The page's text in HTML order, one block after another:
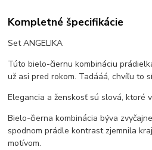
Kompletné špecifikácie
Set ANGELIKA
Túto bielo-čiernu kombináciu
už asi pred rokom. Tadááá, chvíľu to
Elegancia a ženskosť sú slová, ktoré
Bielo-čierna kombinácia býva
spodnom prádle kontrast zjemnila
motívom.